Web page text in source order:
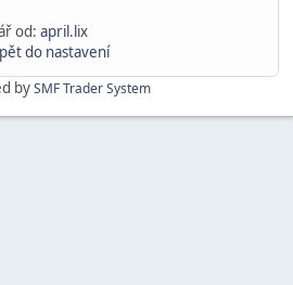
od: april.lix
do nastavení
bySMF Trader System